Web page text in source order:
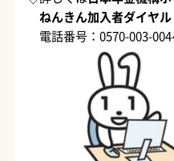
ねんきん加入者ダイヤル
電話番号：0570-003-004